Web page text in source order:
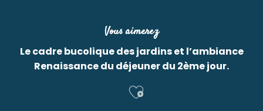
Vous aimerez
Le cadre bucolique des jardins et l’ambiance
Renaissance du déjeuner du 2ème jour.
Ajouter aux